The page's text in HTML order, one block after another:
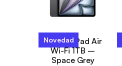
Novedad
13-inch iPad Air
Wi-Fi 1TB –
Space Grey